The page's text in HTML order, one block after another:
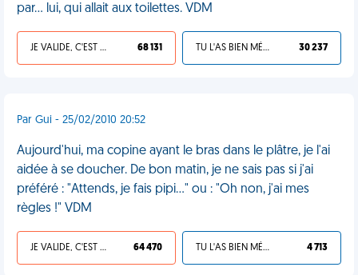
par... lui, qui allait aux toilettes. VDM
JE VALIDE, C'EST UNE VDM 68 131 TU L'AS BIEN MÉRITÉ 30 237
Par Gui - 25/02/2010 20:52
Aujourd'hui, ma copine ayant le bras dans le plâtre, je l'ai
aidée à se doucher. De bon matin, je ne sais pas si j'ai
préféré : "Attends, je fais pipi..." ou : "Oh non, j'ai mes
règles !" VDM
JE VALIDE, C'EST UNE VDM 64 470 TU L'AS BIEN MÉRITÉ 4 713